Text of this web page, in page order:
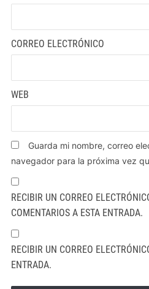
CORREO ELECTRÓNICO
WEB
Guarda mi nombre, correo
navegador para la próxima vez
RECIBIR UN CORREO
COMENTARIOS A ESTA ENTRADA.
RECIBIR UN CORREO
ENTRADA.